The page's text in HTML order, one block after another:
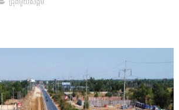
ជ្រុងមួយសង្គម